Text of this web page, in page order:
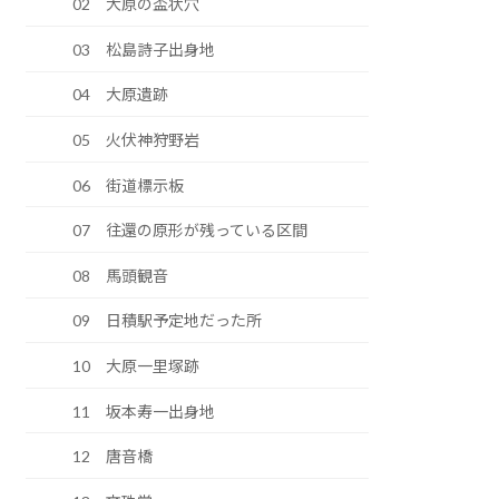
02 大原の盃状穴
03 松島詩子出身地
04 大原遺跡
05 火伏神狩野岩
06 街道標示板
07 往還の原形が残っている区間
08 馬頭観音
09 日積駅予定地だった所
10 大原一里塚跡
11 坂本寿一出身地
12 唐音橋